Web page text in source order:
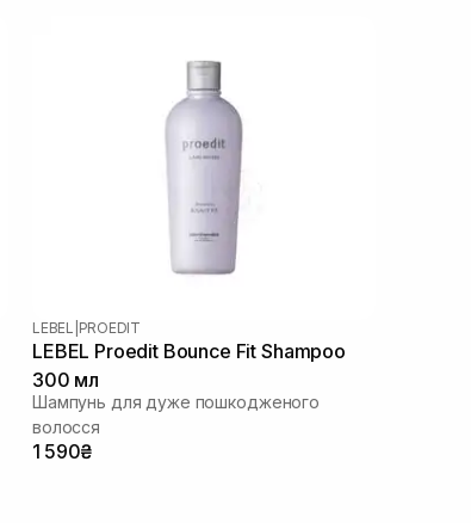
LEBEL PROEDIT
LEBEL Proedit Bounce Fit Shampoo
300 мл
Шампунь для дуже пошкодженого
волосся
1 590₴